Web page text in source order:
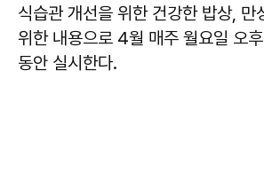
식습관 개선을 위한 건강한 밥상, 만
위한 내용으로 4월 매주 월요일 오
동안 실시한다.